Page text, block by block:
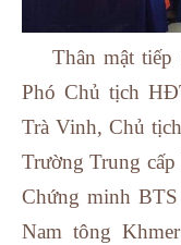
Thân mật tiếp
Phó Chủ tịch
Trà Vinh, Chủ
Trường Trung
Chứng minh
Nam tông